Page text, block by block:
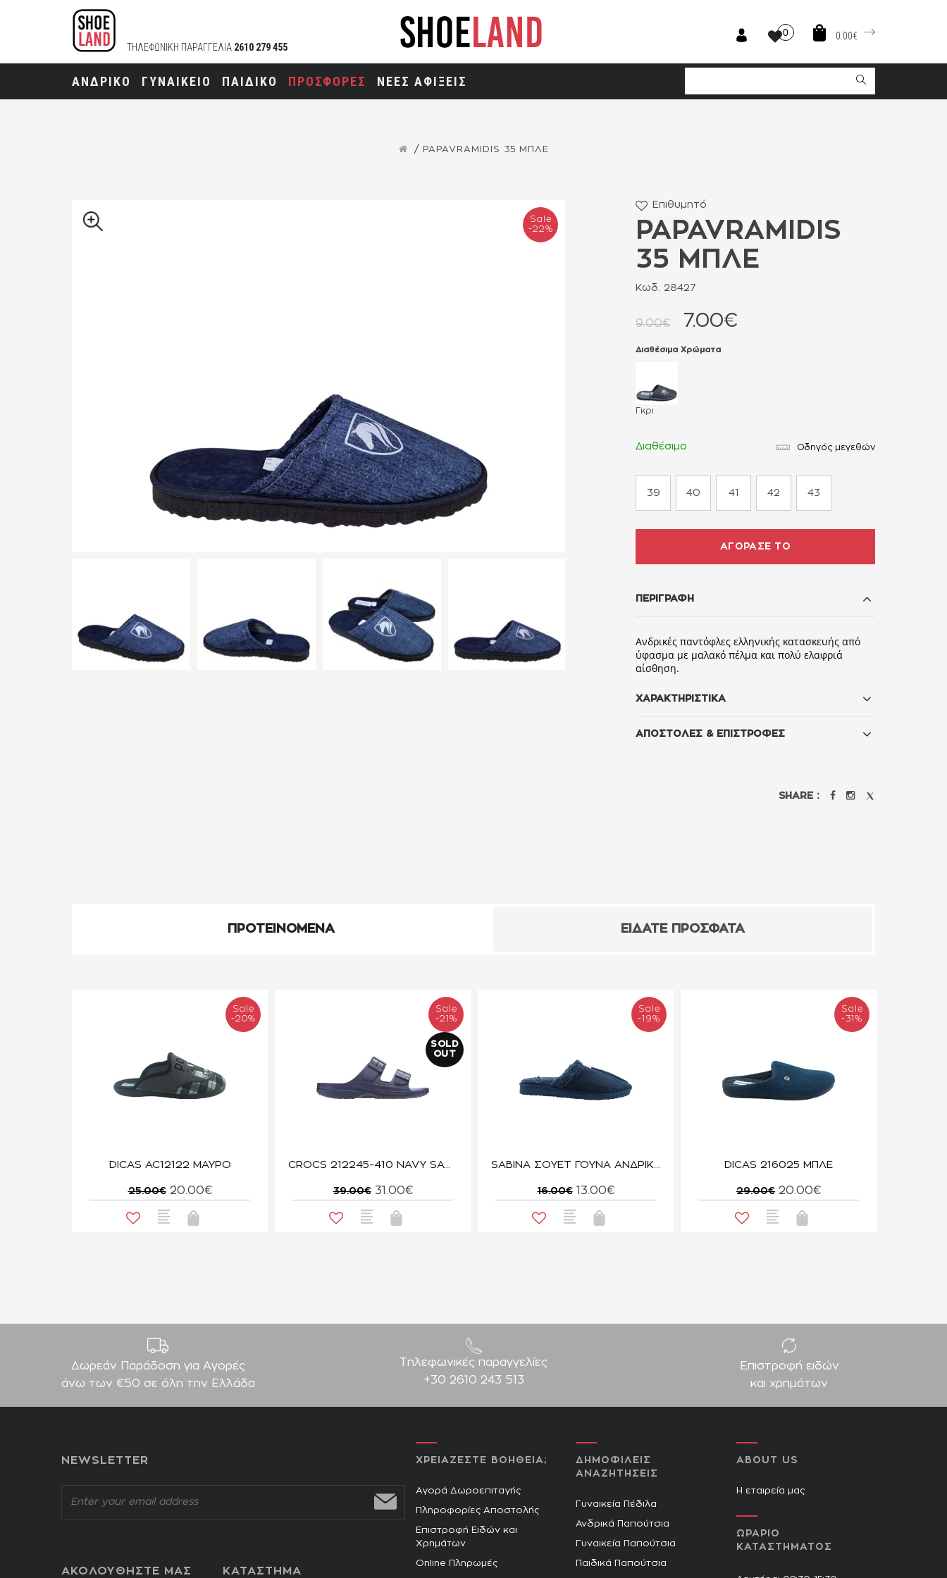
ΤΗΛΕΦΩΝΙΚΗ ΠΑΡΑΓΓΕΛΙΑ 2610 279 455
0 0.00€
ΑΝΔΡΙΚΟ ΓΥΝΑΙΚΕΙΟ ΠΑΙΔΙΚΟ ΠΡΟΣΦΟΡΕΣ ΝΕΕΣ ΑΦΙΞΕΙΣ
PAPAVRAMIDIS 35 ΜΠΛΕ
Sale
-22%
Επιθυμητό
PAPAVRAMIDIS
35 ΜΠΛΕ
Κωδ. 28427
9.00€ 7.00€
Διαθέσιμα Χρώματα
Γκρι
Διαθέσιμο Οδηγός μεγεθών
39 40 41 42 43
ΑΓΟΡΑΣΕ ΤΟ
ΠΕΡΙΓΡΑΦΗ
Ανδρικές παντόφλες ελληνικής κατασκευής από
ύφασμα με μαλακό πέλμα και πολύ ελαφριά
αίσθηση.
ΧΑΡΑΚΤΗΡΙΣΤΙΚΑ
ΑΠΟΣΤΟΛΕΣ & ΕΠΙΣΤΡΟΦΕΣ
SHARE :
ΠΡΟΤΕΙΝΟΜΕΝΑ ΕΙΔΑΤΕ ΠΡΟΣΦΑΤΑ
Sale
-20%
DICAS AC12122 ΜΑΥΡΟ
25.00€ 20.00€
Sale
-21%
SOLD
OUT
39.00€ 31.00€
Sale
-19%
16.00€ 13.00€
Sale
-31%
DICAS 216025 ΜΠΛΕ
29.00€ 20.00€
Δωρεάν Παράδοση για Aγορές
άνω των €50 σε όλη την Ελλάδα
Τηλεφωνικές παραγγελίες
+30 2610 243 513
Επιστροφή ειδών
και χρημάτων
NEWSLETTER
ΑΚΟΛΟΥΘΗΣΤΕ ΜΑΣ ΚΑΤΑΣΤΗΜΑ
ΧΡΕΙΑΖΕΣΤΕ ΒΟΗΘΕΙΑ;
Αγορά Δωροεπιταγής
Πληροφορίες Αποστολής
Επιστροφή Ειδών και
Χρημάτων
Online Πληρωμές
ΔΗΜΟΦΙΛΕΙΣ
ΑΝΑΖΗΤΗΣΕΙΣ
Γυναικεία Πέδιλα
Ανδρικά Παπούτσια
Γυναικεία Παπούτσια
Παιδικά Παπούτσια
ABOUT US
Η εταιρεία μας
ΩΡΑΡΙΟ
ΚΑΤΑΣΤΗΜΑΤΟΣ